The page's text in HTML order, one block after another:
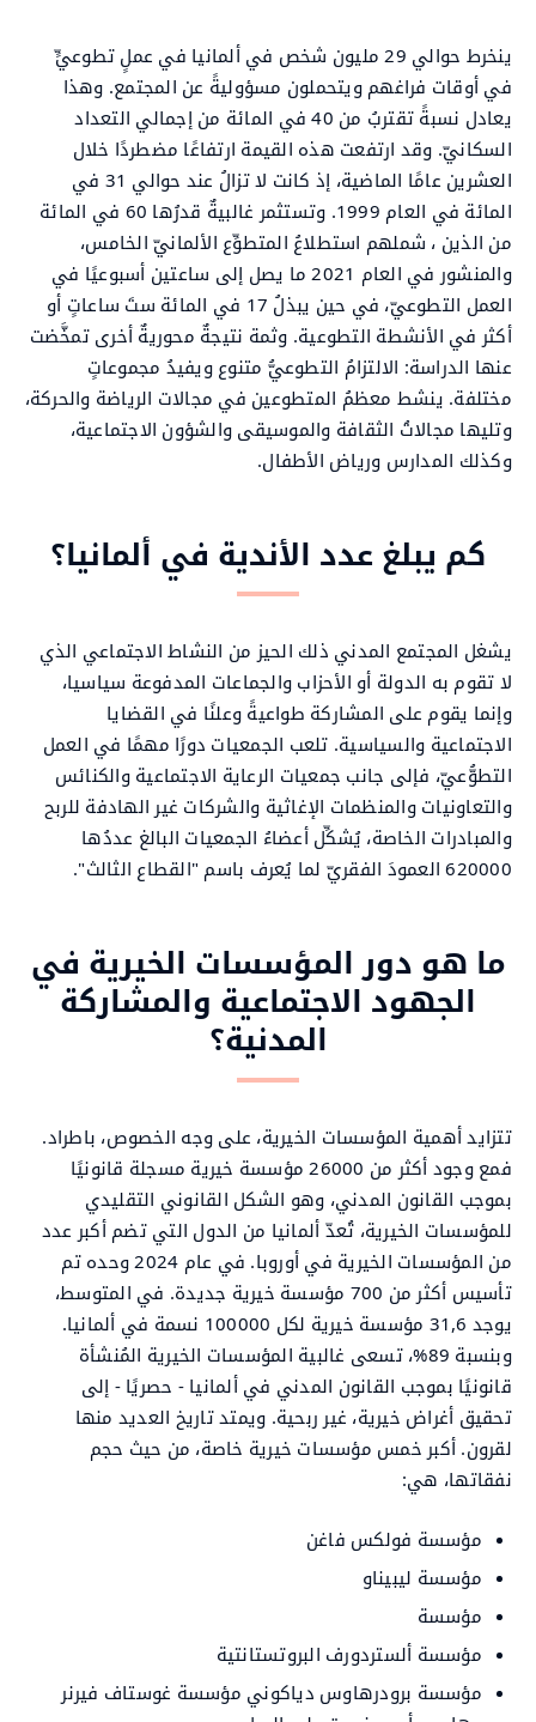
ينخرط حوالي 29 مليون شخص في ألمانيا في عملٍ تطوعيٍّ
في أوقات فراغهم ويتحملون مسؤوليةً عن المجتمع. وهذا
يعادل نسبةً تقتربُ من 40 في المائة من إجمالي التعداد
السكانيّ. وقد ارتفعت هذه القيمة ارتفاعًا مضطردًا خلال
العشرين عامًا الماضية، إذ كانت لا تزالُ عند حوالي 31 في
المائة في العام 1999. وتستثمر غالبيةٌ قدرُها 60 في المائة
من الذين ، شملهم استطلاعُ المتطوِّع الألمانيّ الخامس،
والمنشور في العام 2021 ما يصل إلى ساعتين أسبوعيًا في
العمل التطوعيّ، في حين يبذلُ 17 في المائة ستَ ساعاتٍ أو
أكثر في الأنشطة التطوعية. وثمة نتيجةٌ محوريةٌ أخرى تمخَّضت
عنها الدراسة: الالتزامُ التطوعيُّ متنوع ويفيدُ مجموعاتٍ
مختلفة. ينشط معظمُ المتطوعين في مجالات الرياضة والحركة،
وتليها مجالاتُ الثقافة والموسيقى والشؤون الاجتماعية،
وكذلك المدارس ورياض الأطفال.
كم يبلغ عدد الأندية في ألمانيا؟
يشغل المجتمع المدني ذلك الحيز من النشاط الاجتماعي الذي
لا تقوم به الدولة أو الأحزاب والجماعات المدفوعة سياسيا،
وإنما يقوم على المشاركة طواعيةً وعلنًا في القضايا
الاجتماعية والسياسية. تلعب الجمعيات دورًا مهمًا في العمل
التطوُّعيّ، فإلى جانب جمعيات الرعاية الاجتماعية والكنائس
والتعاونيات والمنظمات الإغاثية والشركات غير الهادفة للربح
والمبادرات الخاصة، يُشكِّل أعضاءُ الجمعيات البالغ عددُها
620000 العمودَ الفقريّ لما يُعرف باسم "القطاع الثالث".
ما هو دور المؤسسات الخيرية في
الجهود الاجتماعية والمشاركة
المدنية؟
تتزايد أهمية المؤسسات الخيرية، على وجه الخصوص، باطراد.
فمع وجود أكثر من 26000 مؤسسة خيرية مسجلة قانونيًا
بموجب القانون المدني، وهو الشكل القانوني التقليدي
للمؤسسات الخيرية، تُعدّ ألمانيا من الدول التي تضم أكبر عدد
من المؤسسات الخيرية في أوروبا. في عام 2024 وحده تم
تأسيس أكثر من 700 مؤسسة خيرية جديدة. في المتوسط،
يوجد 31,6 مؤسسة خيرية لكل 100000 نسمة في ألمانيا.
وبنسبة 89%، تسعى غالبية المؤسسات الخيرية المُنشأة
قانونيًا بموجب القانون المدني في ألمانيا - حصريًا - إلى
تحقيق أغراض خيرية، غير ربحية. ويمتد تاريخ العديد منها
لقرون. أكبر خمس مؤسسات خيرية خاصة، من حيث حجم
نفقاتها، هي:
مؤسسة فولكس فاغن
مؤسسة ليبيناو
مؤسسة
مؤسسة ألستردورف البروتستانتية
مؤسسة برودرهاوس دياكوني مؤسسة غوستاف فيرنر